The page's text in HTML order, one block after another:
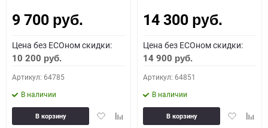
9 700 руб.
Цена без ECOном скидки:
10 200 руб.
Артикул: 64785
В наличии
ДобавитьДобавить
В корзину
14 300 руб.
Цена без ECOном скидки:
14 900 руб.
Артикул: 64851
В наличии
Добавить
В корзину